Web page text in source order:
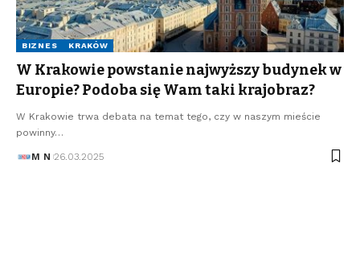
BIZNES KRAKÓW
W Krakowie powstanie najwyższy budynek w
Europie? Podoba się Wam taki krajobraz?
W Krakowie trwa debata na temat tego, czy w naszym mieście
powinny…
M N 26.03.2025